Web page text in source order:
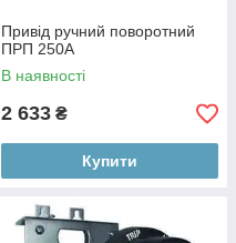
Привід ручний поворотний
ПРП 250А
В наявності
2 633 ₴
Купити